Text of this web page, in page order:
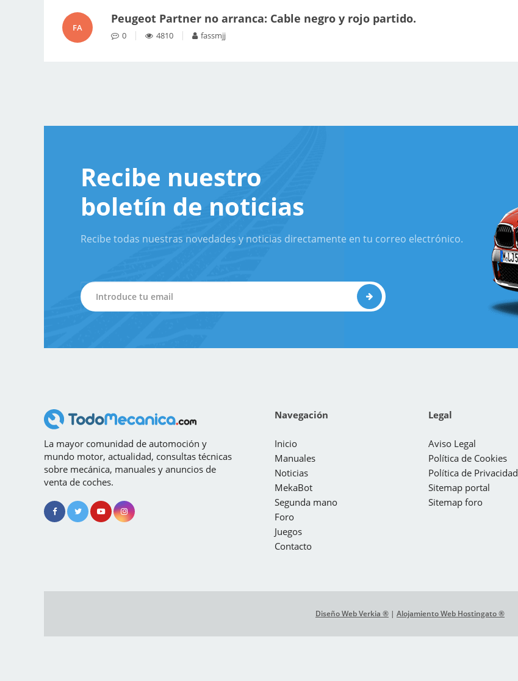
FA
Peugeot Partner no arranca: Cable negro y rojo partido.
0 4810 fassmjj
Recibe nuestro
boletín de noticias
Recibe todas nuestras novedades y noticias directamente en tu correo electrónico.
La mayor comunidad de automoción y
mundo motor, actualidad, consultas técnicas
sobre mecánica, manuales y anuncios de
venta de coches.
Navegación
Inicio
Manuales
Noticias
MekaBot
Segunda mano
Foro
Juegos
Contacto
Legal
Aviso Legal
Política de Cookies
Política de Privacidad
Sitemap portal
Sitemap foro
Diseño Web Verkia ® | Alojamiento Web Hostingato ®